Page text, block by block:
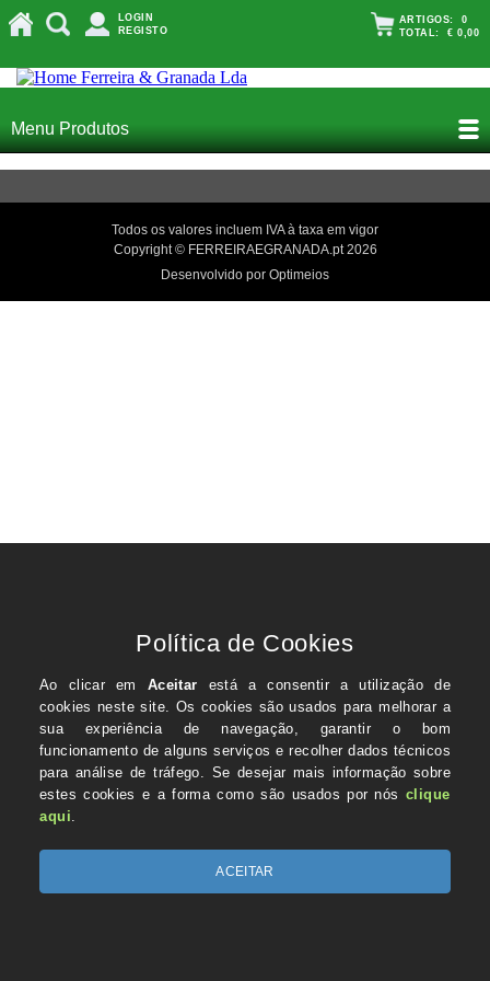
LOGIN
REGISTO
ARTIGOS: 0
TOTAL: € 0,00
Menu Produtos
Todos os valores incluem IVA à taxa em vigor
Copyright © FERREIRAEGRANADA.pt 2026
Desenvolvido por Optimeios